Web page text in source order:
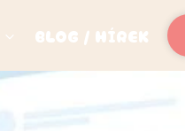
BLOG / HÍREK